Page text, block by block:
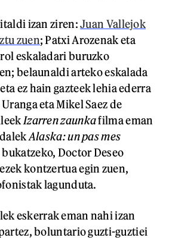
izan ziren:Juan Vallejok
zuen; Patxi Arozenak eta
eskaladari buruzko
belaunaldi arteko eskalada
ez hain gazteek lehia ederra
eta Mikel Saez de
Izarren zaunkafilma eman
Alaska: un pas mes
Doctor Deseo
kontzertua egin zuen,
lagunduta.
eskerrak eman nahi izan
boluntario guzti-guztiei